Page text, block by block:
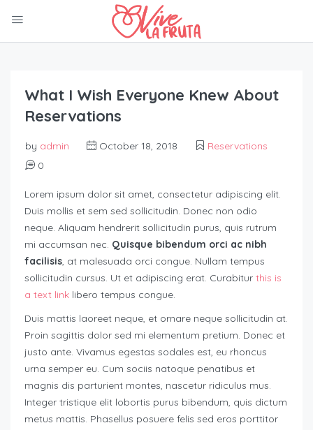
What I Wish Everyone Knew About
Reservations
by admin October 18, 2018
Reservations
0
Lorem ipsum dolor sit amet, consectetur adipiscing elit.
Duis mollis et sem sed sollicitudin. Donec non odio
neque. Aliquam hendrerit sollicitudin purus, quis rutrum
mi accumsan nec. Quisque bibendum orci ac nibh
facilisis, at malesuada orci congue. Nullam tempus
sollicitudin cursus. Ut et adipiscing erat. Curabitur this is
a text link libero tempus congue.
Duis mattis laoreet neque, et ornare neque sollicitudin at.
Proin sagittis dolor sed mi elementum pretium. Donec et
justo ante. Vivamus egestas sodales est, eu rhoncus
urna semper eu. Cum sociis natoque penatibus et
magnis dis parturient montes, nascetur ridiculus mus.
Integer tristique elit lobortis purus bibendum, quis dictum
metus mattis. Phasellus posuere felis sed eros porttitor